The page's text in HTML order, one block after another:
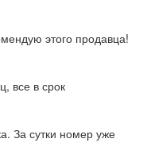
этого продавца!
все в срок
За сутки номер уже